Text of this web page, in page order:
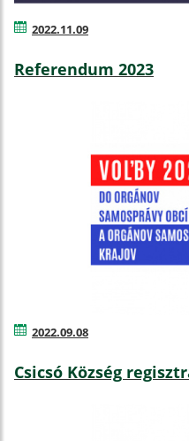
2022.11.09
Referendum 2023
2022.09.08
Csicsó Község